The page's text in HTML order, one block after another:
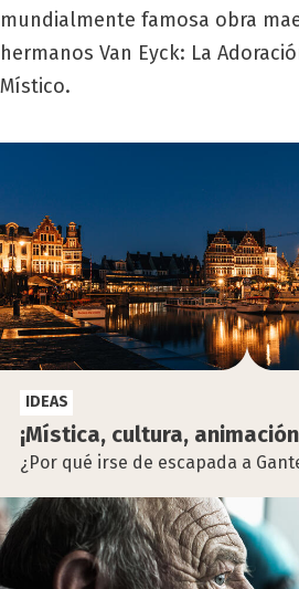
mundialmente famosa obra
hermanos Van Eyck: La
Místico.
¡Mís­ti­ca, cul­tu­ra,
¿Por qué irse de escapada a
IDEAS